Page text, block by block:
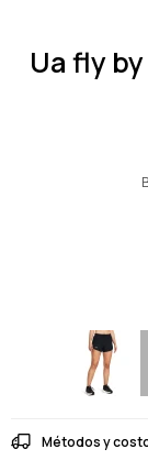
ua fly
Métodos y